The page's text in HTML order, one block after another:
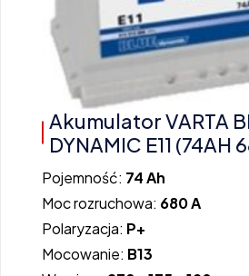
Akumulator VARTA
DYNAMIC E11 (74AH
Pojemność: 74 Ah
Moc rozruchowa: 680 A
Polaryzacja: P+
Mocowanie: B13